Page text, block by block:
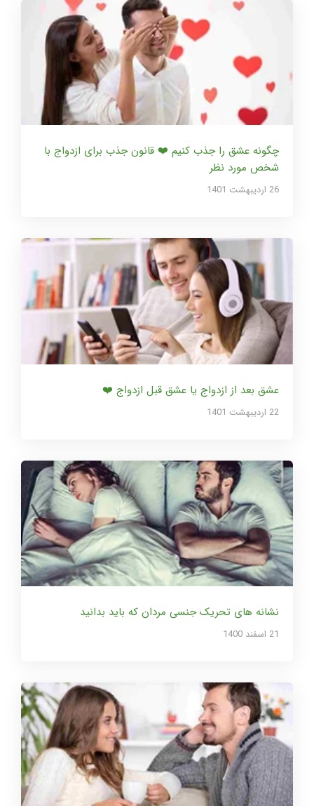
چگونه عشق را جذب کنیم ❤️ قانون جذب برای ازدواج با
شخص مورد نظر
26 ارديبهشت 1401
عشق بعد از ازدواج یا عشق قبل ازدواج ❤️
22 ارديبهشت 1401
نشانه های تحریک جنسی مردان که باید بدانید
21 اسفند 1400